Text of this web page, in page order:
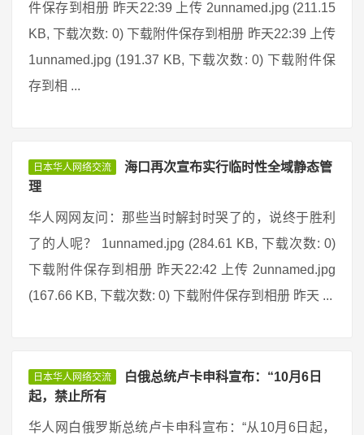
件保存到相册 昨天22:39 上传 2unnamed.jpg (211.15
KB, 下载次数: 0) 下载附件保存到相册 昨天22:39 上传
1unnamed.jpg (191.37 KB, 下载次数: 0) 下载附件保
存到相 ...
日本华人网络交流
海口再次宣布实行临时性全域静态管
理
华人网网友问：那些当时解封时哭了的，说终于胜利
了的人呢？ 1unnamed.jpg (284.61 KB, 下载次数: 0)
下载附件保存到相册 昨天22:42 上传 2unnamed.jpg
(167.66 KB, 下载次数: 0) 下载附件保存到相册 昨天 ...
日本华人网络交流
白俄总统卢卡申科宣布：“10月6日
起，禁止所有
华人网白俄罗斯总统卢卡申科宣布：“从10月6日起，